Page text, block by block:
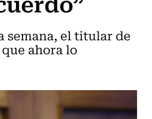
semana, el titular de
ahora lo